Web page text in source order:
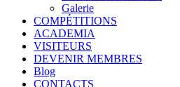
Galerie
COMPÉTITIONS
ACADEMIA
VISITEURS
DEVENIR MEMBRES
Blog
CONTACTS